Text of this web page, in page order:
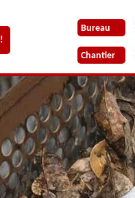
Bureau
Chantier